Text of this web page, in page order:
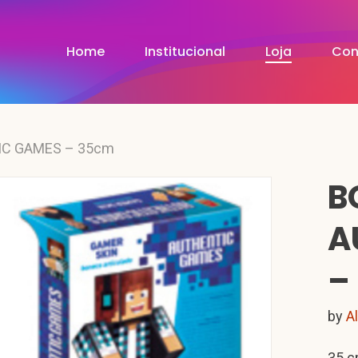
Home Institucional Loja
GAMES – 35cm
by